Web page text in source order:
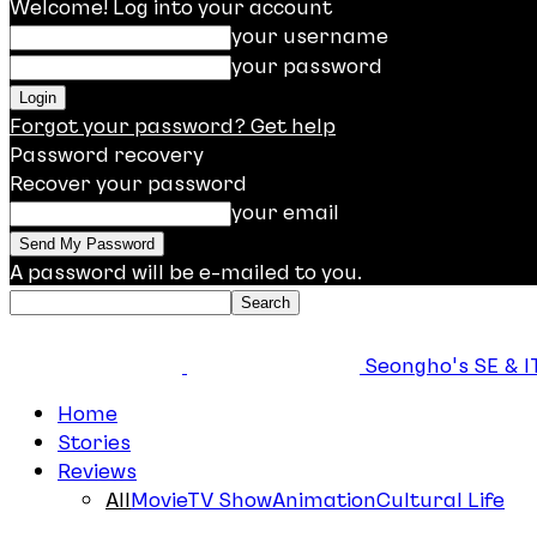
Welcome! Log into your account
your username
your password
Forgot your password? Get help
Password recovery
Recover your password
your email
A password will be e-mailed to you.
Seongho's SE &
Home
Stories
Reviews
AllMovieTV ShowAnimationCultural Life